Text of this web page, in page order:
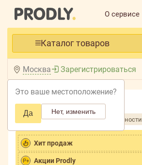
О сервисе
Каталог товаров
Москва
Это ваше местоположение?
Да Нет, изменить
Зарегистрироваться
Главная /Каталог /
Сортировка товаров по популярности
Хит продаж
P+ Акции Prodly